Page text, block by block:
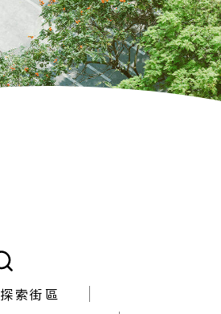
探索街區